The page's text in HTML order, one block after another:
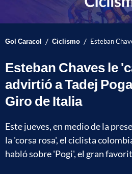
Gol Caracol / Ciclismo / Esteban
Esteban Chaves le
advirtió a Tadej
Giro de Italia
Este jueves, en medio de la
la 'corsa rosa', el ciclista
habló sobre 'Pogi', el gran